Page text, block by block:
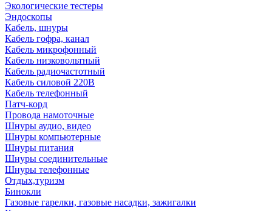
Экологические тестеры
Эндоскопы
Кабель, шнуры
Кабель гофра, канал
Кабель микрофонный
Кабель низковольтный
Кабель радиочастотный
Кабель силовой 220В
Кабель телефонный
Патч-корд
Провода намоточные
Шнуры аудио, видео
Шнуры компьютерные
Шнуры питания
Шнуры соединительные
Шнуры телефонные
Отдых,туризм
Бинокли
Газовые гарелки, газовые насадки, зажигалки